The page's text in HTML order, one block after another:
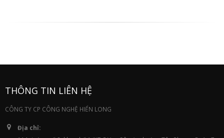
THÔNG TIN LIÊN HỆ
CÔNG TY CP CÔNG NGHỆ HIỂN LONG
Địa chỉ: